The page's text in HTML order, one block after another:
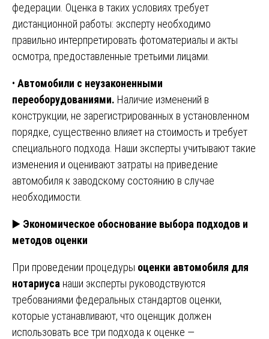
федерации. Оценка в таких условиях требует
дистанционной работы: эксперту необходимо
правильно интерпретировать фотоматериалы и акты
осмотра, предоставленные третьими лицами.
• Автомобили с неузаконенными
переоборудованиями. Наличие изменений в
конструкции, не зарегистрированных в установленном
порядке, существенно влияет на стоимость и требует
специального подхода. Наши эксперты учитывают такие
изменения и оценивают затраты на приведение
автомобиля к заводскому состоянию в случае
необходимости.
▶️ Экономическое обоснование выбора подходов и
методов оценки
При проведении процедуры оценки автомобиля для
нотариуса наши эксперты руководствуются
требованиями федеральных стандартов оценки,
которые устанавливают, что оценщик должен
использовать все три подхода к оценке —